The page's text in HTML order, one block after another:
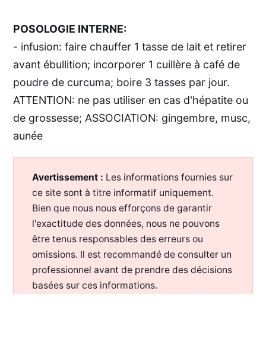
POSOLOGIE INTERNE:
- infusion: faire chauffer 1 tasse de lait et retirer
avant ébullition; incorporer 1 cuillère à café de
poudre de curcuma; boire 3 tasses par jour.
ATTENTION: ne pas utiliser en cas d'hépatite ou
de grossesse; ASSOCIATION: gingembre, musc,
aunée
Avertissement : Les informations fournies sur
ce site sont à titre informatif uniquement.
Bien que nous nous efforçons de garantir
l'exactitude des données, nous ne pouvons
être tenus responsables des erreurs ou
omissions. Il est recommandé de consulter un
professionnel avant de prendre des décisions
basées sur ces informations.